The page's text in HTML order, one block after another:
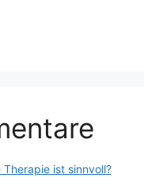
Therapie ist sinnvoll?